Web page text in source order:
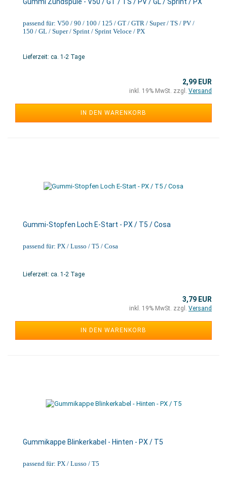
passend für: V50 / 90 / 100 / 125 / GT / GTR / Super / TS / PV /
150 / GL / Super / Sprint / Sprint Veloce / PX
Lieferzeit: ca. 1-2 Tage
2,99 EUR
inkl. 19% MwSt. zzgl. Versand
IN DEN WARENKORB
Gummi-Stopfen Loch E-Start - PX / T5 / Cosa
passend für: PX / Lusso / T5 / Cosa
Lieferzeit: ca. 1-2 Tage
3,79 EUR
inkl. 19% MwSt. zzgl. Versand
IN DEN WARENKORB
Gummikappe Blinkerkabel - Hinten - PX / T5
passend für: PX / Lusso / T5